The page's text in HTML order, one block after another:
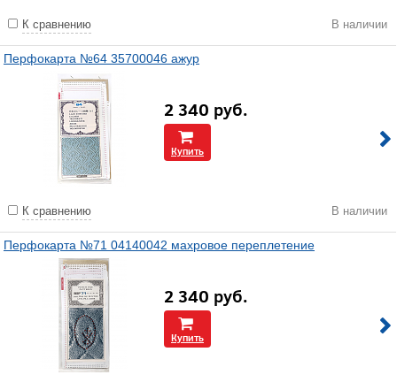
К сравнению В наличии
Перфокарта №64 35700046 ажур
2 340 руб.
Купить
К сравнению В наличии
Перфокарта №71 04140042 махровое переплетение
2 340 руб.
Купить